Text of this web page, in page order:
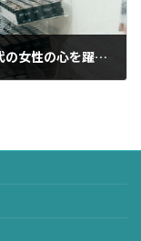
心が開放するネイルによってすべての年代の女性の心を躍らせる（ネイル用品輸入販売卸・経営者）